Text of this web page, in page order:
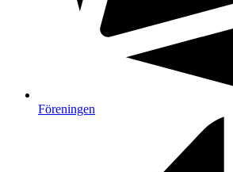
Föreningen